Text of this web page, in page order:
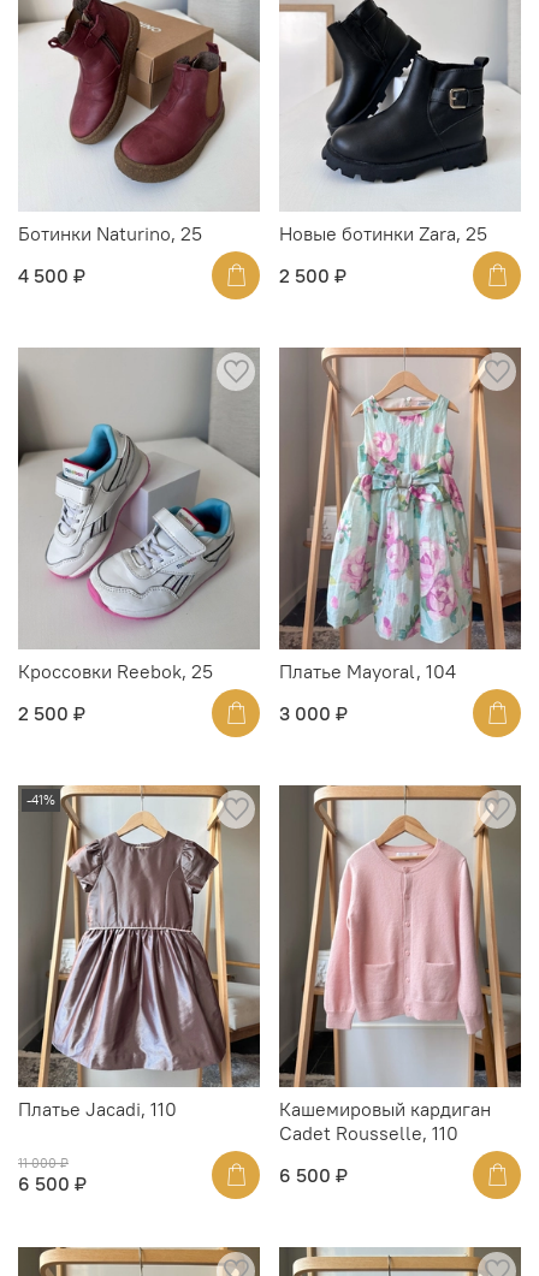
Ботинки Naturino, 25
4 500 ₽
Новые ботинки Zara, 25
2 500 ₽
Кроссовки Reebok, 25
2 500 ₽
Платье Mayoral, 104
3 000 ₽
-41%
Платье Jacadi, 110
11 000 ₽
6 500 ₽
Кашемировый кардиган
Cadet Rousselle, 110
6 500 ₽